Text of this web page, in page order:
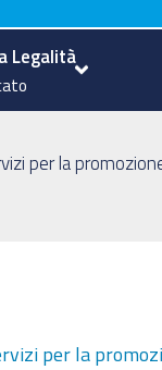
Legalità
per la
per la